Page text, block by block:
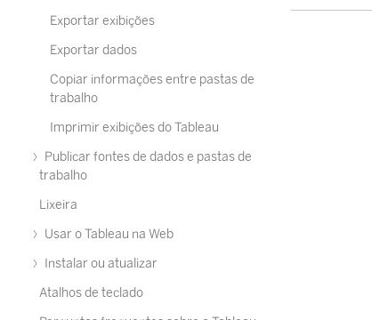
Exportar exibições
Exportar dados
Copiar informações entre pastas de
trabalho
Imprimir exibições do Tableau
Publicar fontes de dados e pastas de
trabalho
Lixeira
Usar o Tableau na Web
Instalar ou atualizar
Atalhos de teclado